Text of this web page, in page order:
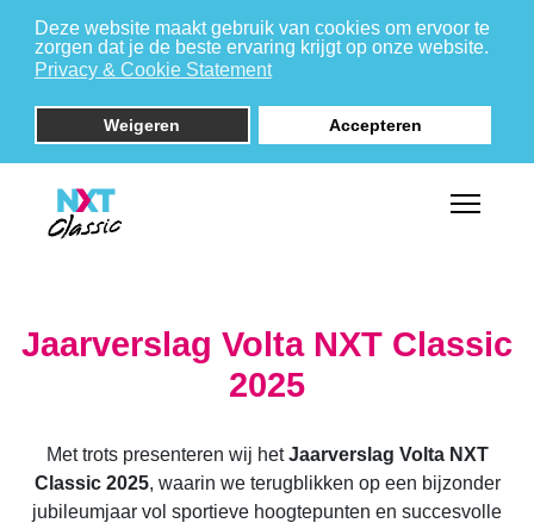
Deze website maakt gebruik van cookies om ervoor te
zorgen dat je de beste ervaring krijgt op onze website.
Privacy & Cookie Statement
Weigeren Accepteren
Jaarverslag Volta NXT Classic
2025
Met trots presenteren wij hetJaarverslag Volta NXT
Classic 2025, waarin we terugblikken op een bijzonder
jubileumjaar vol sportieve hoogtepunten en succesvolle